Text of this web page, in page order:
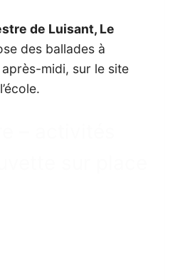
de Luisant, Le
des ballades à
midi, sur le site